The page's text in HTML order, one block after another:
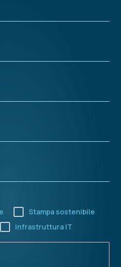
Stampa sostenibile
Infrastruttura IT